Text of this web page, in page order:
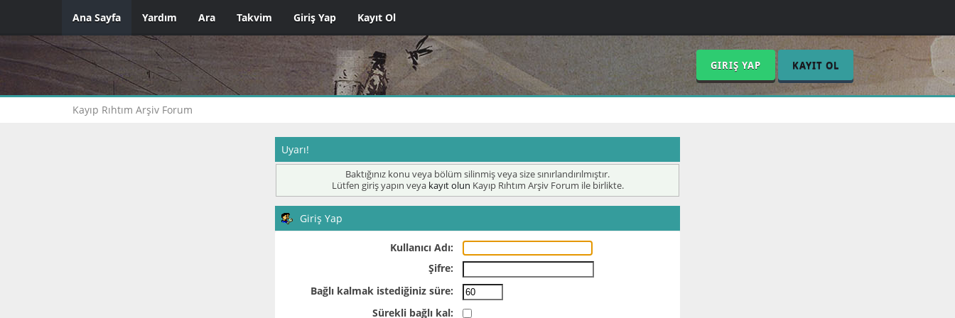
Ana Sayfa Yardım Ara Takvim Giriş Yap Kayıt Ol
GIRIŞ YAP KAYIT OL
Kayıp Rıhtım Arşiv Forum
Uyarı!
Baktığınız konu veya bölüm silinmiş veya size sınırlandırılmıştır.
Lütfen giriş yapın veya kayıt olun Kayıp Rıhtım Arşiv Forum ile birlikte.
Giriş Yap
Kullanıcı Adı:
Şifre:
Bağlı kalmak istediğiniz süre:
Sürekli bağlı kal: